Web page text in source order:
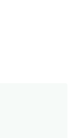
van dit
in
30 juni